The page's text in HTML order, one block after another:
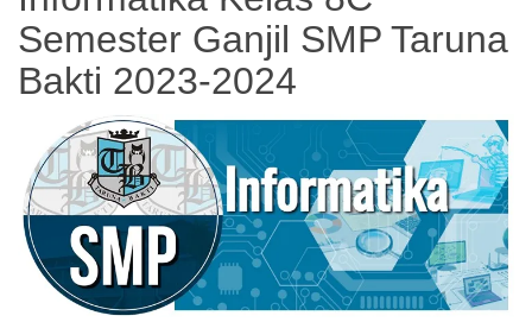
Semester Ganjil SMP Taruna
Bakti 2023-2024